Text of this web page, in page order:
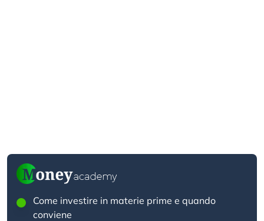
Come investire in materie prime e quando
conviene